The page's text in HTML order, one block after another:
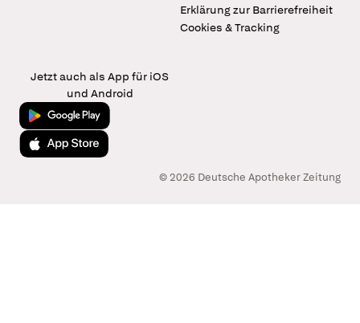
Erklärung zur Barrierefreiheit
Cookies & Tracking
Jetzt auch als App für iOS
und Android
Jetzt bei Google Play
Laden im App Store
© 2026 Deutsche Apotheker Zeitung